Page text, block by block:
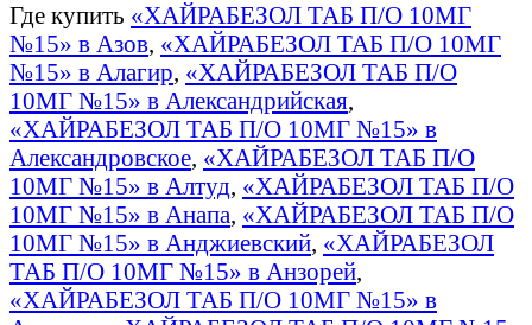
Где купить «ХАЙРАБЕЗОЛ ТАБ П/О 10МГ
№15» в Азов, «ХАЙРАБЕЗОЛ ТАБ П/О 10МГ
№15» в Алагир, «ХАЙРАБЕЗОЛ ТАБ П/О
10МГ №15» в Александрийская,
«ХАЙРАБЕЗОЛ ТАБ П/О 10МГ №15» в
Александровское, «ХАЙРАБЕЗОЛ ТАБ П/О
10МГ №15» в Алтуд, «ХАЙРАБЕЗОЛ ТАБ П/О
10МГ №15» в Анапа, «ХАЙРАБЕЗОЛ ТАБ П/О
10МГ №15» в Анджиевский, «ХАЙРАБЕЗОЛ
ТАБ П/О 10МГ №15» в Анзорей,
«ХАЙРАБЕЗОЛ ТАБ П/О 10МГ №15» в